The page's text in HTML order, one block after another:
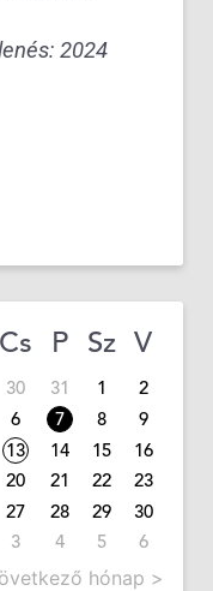
2024
Cs P Sz V
30 31 1
2
6 7 8
9
13 14 15
16
20 21 22
23
27 28 29
30
3 4 5 6
hónap >